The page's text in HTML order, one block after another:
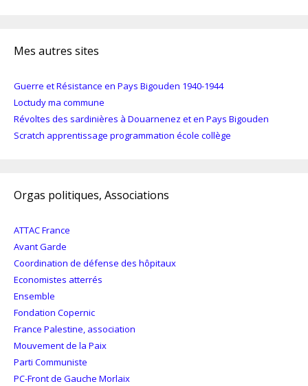
Mes autres sites
Guerre et Résistance en Pays Bigouden 1940-1944
Loctudy ma commune
Révoltes des sardinières à Douarnenez et en Pays Bigouden
Scratch apprentissage programmation école collège
Orgas politiques, Associations
ATTAC France
Avant Garde
Coordination de défense des hôpitaux
Economistes atterrés
Ensemble
Fondation Copernic
France Palestine, association
Mouvement de la Paix
Parti Communiste
PC-Front de Gauche Morlaix